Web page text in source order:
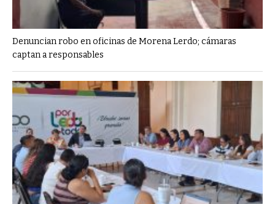
Denuncian robo en oficinas de Morena Lerdo; cámaras
captan a responsables